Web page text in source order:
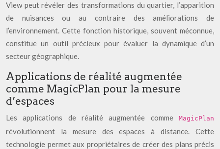
View peut révéler des transformations du quartier, l’apparition
de nuisances ou au contraire des améliorations de
l’environnement. Cette fonction historique, souvent méconnue,
constitue un outil précieux pour évaluer la dynamique d’un
secteur géographique.
Applications de réalité augmentée
comme MagicPlan pour la mesure
d’espaces
Les applications de réalité augmentée comme MagicPlan
révolutionnent la mesure des espaces à distance. Cette
technologie permet aux propriétaires de créer des plans précis